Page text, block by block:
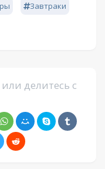
Завтраки
делитесь с